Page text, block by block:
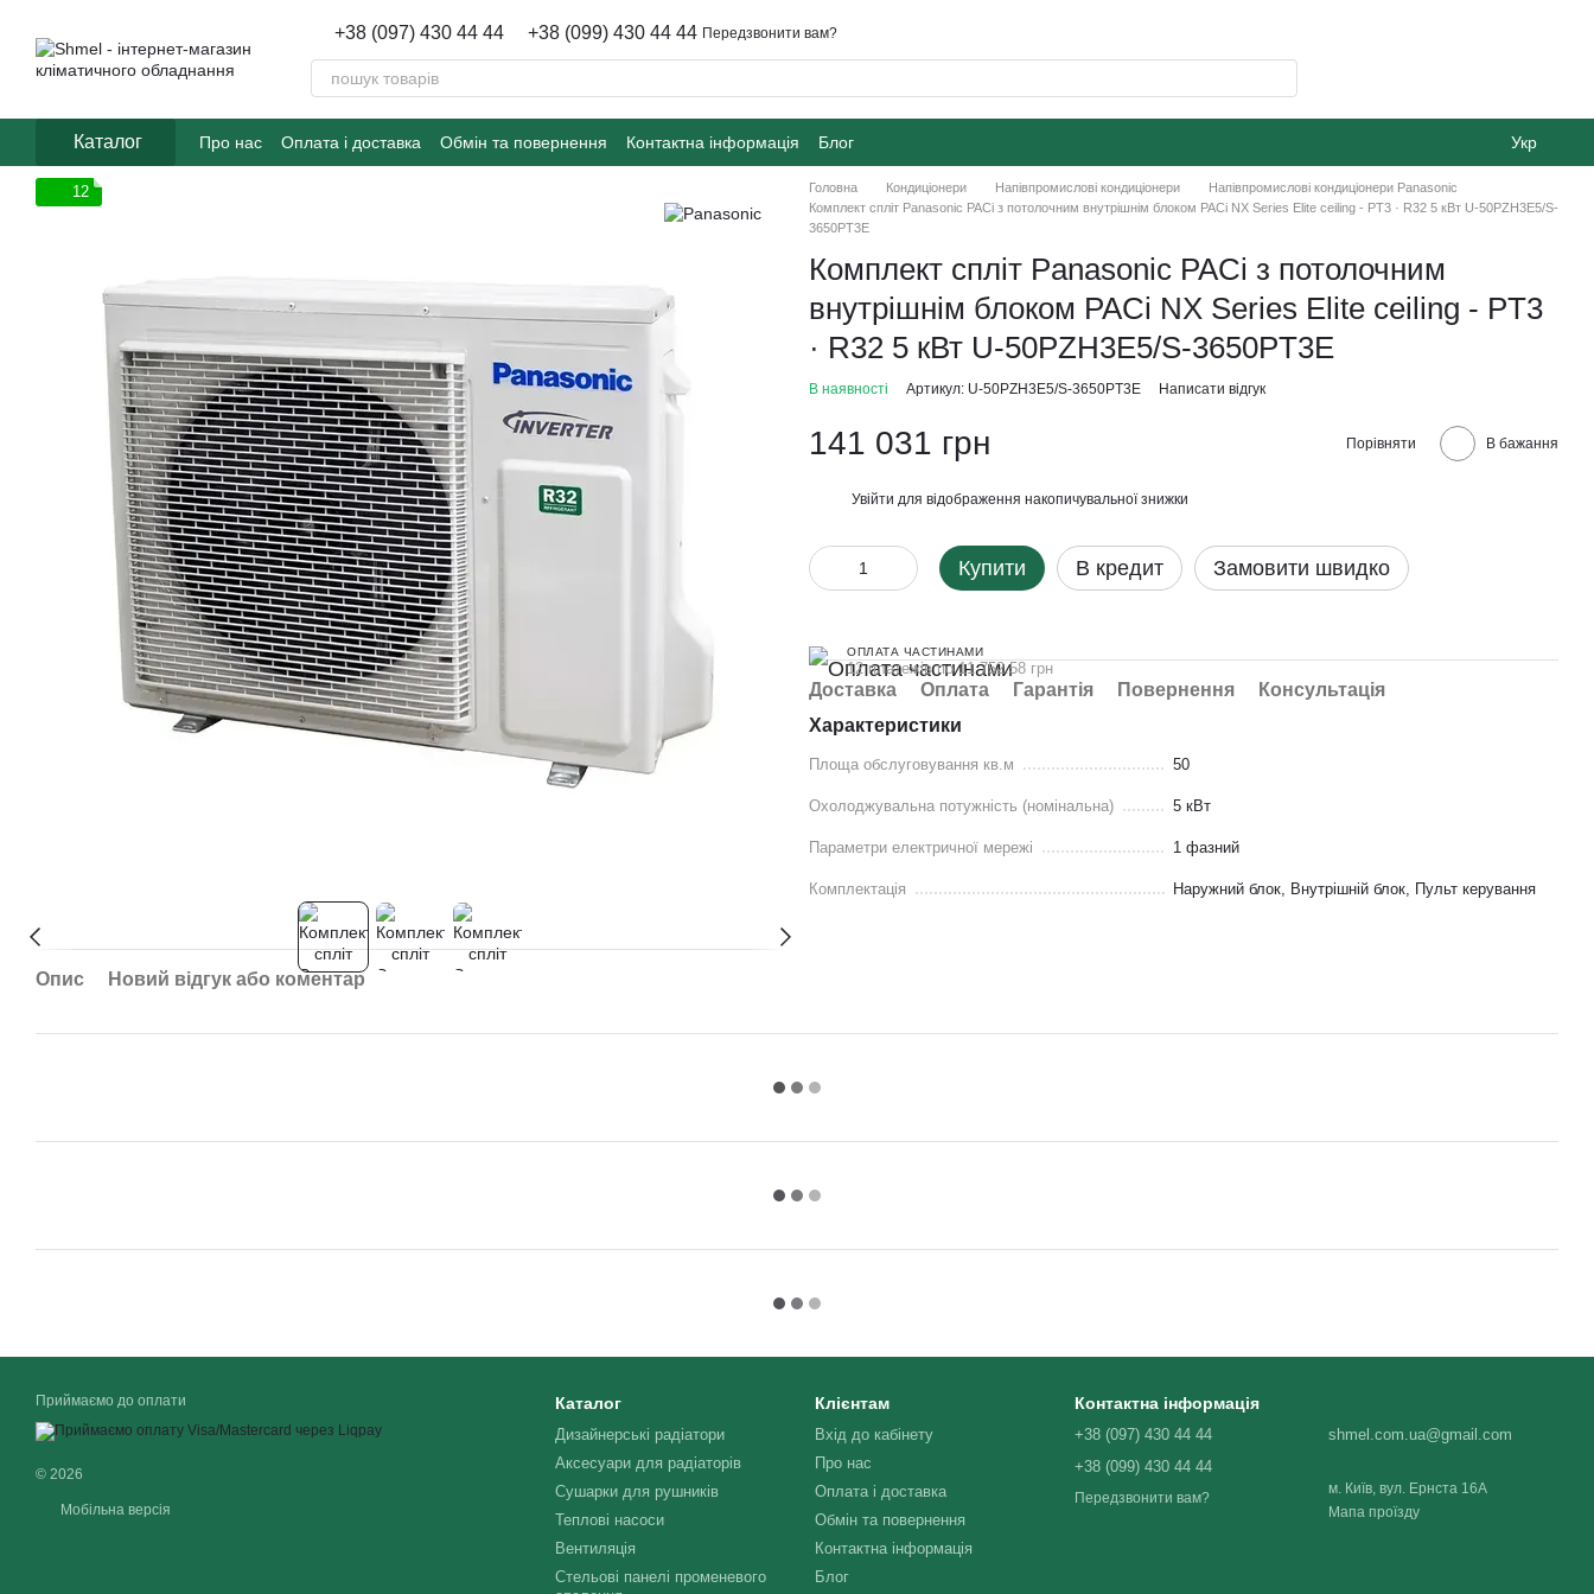
+38 (097) 430 44 44 +38 (099) 430 44 44 Передзвонити вам?
Каталог Про нас Оплата і доставка Обмін та повернення Контактна інформація Блог Укр
12
Опис Новий відгук або коментар
Головна Кондиціонери Напівпромислові кондиціонери
Напівпромислові кондиціонери Panasonic
Комплект спліт Panasonic PACi з потолочним внутрішнім блоком PACi NX Series Elite ceiling - PT3 · R32 5 кВт U-50PZH3E5/S-
3650PT3E
Комплект спліт Panasonic PACi з потолочним
внутрішнім блоком PACi NX Series Elite ceiling - PT3
· R32 5 кВт U-50PZH3E5/S-3650PT3E
В наявності Артикул: U-50PZH3E5/S-3650PT3E Написати відгук
141 031 грн Порівняти В бажання
Увійти для відображення накопичувальної знижки
Купити В кредит Замовити швидко
ОПЛАТА ЧАСТИНАМИ
12 платежів по 11 752.58 грн
Доставка Оплата Гарантія Повернення
Консультація
Характеристики
Площа обслуговування кв.м 50
Охолоджувальна потужність (номінальна) 5 кВт
Параметри електричної мережі 1 фазний
Комплектація Наружний блок, Внутрішній блок, Пульт керування
Приймаємо до оплати
© 2026
Мобільна версія
Каталог
Дизайнерські радіатори
Аксесуари для радіаторів
Сушарки для рушників
Теплові насоси
Вентиляція
Стельові панелі променевого
Клієнтам
Вхід до кабінету
Про нас
Оплата і доставка
Обмін та повернення
Контактна інформація
Блог
Контактна інформація
+38 (097) 430 44 44
+38 (099) 430 44 44
Передзвонити вам?
shmel.com.ua@gmail.com
м. Київ, вул. Ернста 16А
Мапа проїзду